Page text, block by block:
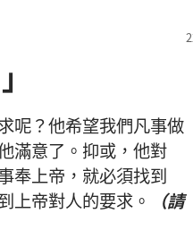
呢？他希望我們凡事做
滿意了 。 抑或 ， 他對
奉上帝 ， 就必須找到
上帝對人的要求 。 （請